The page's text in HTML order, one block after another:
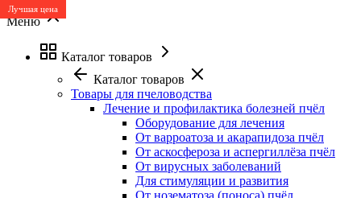
Меню
Каталог товаров
Каталог товаров
Товары для пчеловодства
Лечение и профилактика болезней пчёл
Оборудование для лечения
От варроатоза и акарапидоза пчёл
От аскосфероза и аспергиллёза пчёл
От вирусных заболеваний
Для стимуляции и развития
От нозематоза (поноса) пчёл
Лучшая цена
Лучшая цена